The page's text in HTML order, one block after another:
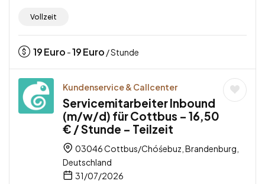
Vollzeit
19Euro -19Euro / Stunde
Kundenservice & Callcenter
Servicemitarbeiter Inbound
(m/w/d) für Cottbus – 16,50
€ / Stunde – Teilzeit
03046 Cottbus/Chóśebuz, Brandenburg,
Deutschland
31/07/2026